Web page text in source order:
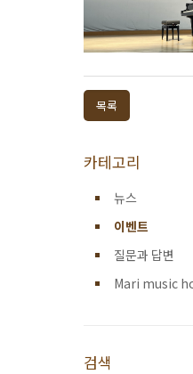
목록
카테고리
뉴스
이벤트
질문과 답변
Mari music
검색